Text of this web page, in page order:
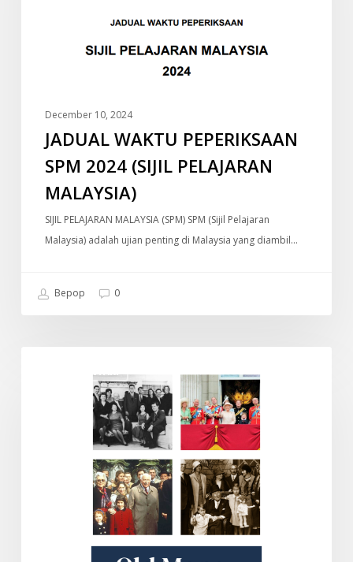
December 10, 2024
JADUAL WAKTU PEPERIKSAAN
SPM 2024 (SIJIL PELAJARAN
MALAYSIA)
SIJIL PELAJARAN MALAYSIA (SPM) SPM (Sijil Pelajaran
Malaysia) adalah ujian penting di Malaysia yang diambil…
Bepop 0
DOKUMENTARI